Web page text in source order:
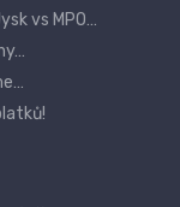
vs MPO…